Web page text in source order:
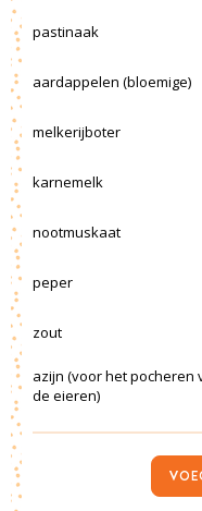
pastinaak
aardappelen (bloemige)
melkerijboter
karnemelk
nootmuskaat
peper
zout
azijn (voor het pocheren
de eieren)